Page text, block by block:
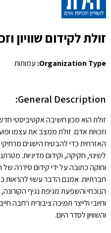
זולת לקידום שוויון
Organization Type: עמותות
General Description:
זולת הוא מכון חשיבה אקטיביסטי
וזכויות אדם. זולת ממצב את עצמו
האזרחית כדי להבטיח הישגים
לשינוי, חקיקה, וקידום מדיניות.
וחוקה כתובה על ידי קידום סידרה של
חברתיות. אמנם הדבר עשוי להראות
הנוכחי והשפעת מגיפת נגיף
וחיובי ולייצר תמיכה ציבורית רחבה
והשוויון לסדר היום.